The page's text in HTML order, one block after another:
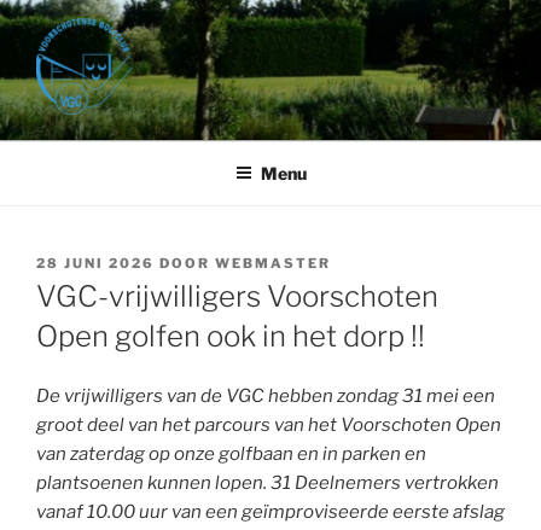
Ga
inhoud
VOORSCHOTENSE GOLFCLUB
Golfbaan Het Wedde – Voorschoten
Menu
GEPLAATST
OP
28 JUNI 2026 DOOR WEBMASTER
VGC-vrijwilligers Voorschoten
Open golfen ook in het dorp !!
De vrijwilligers van de VGC hebben zondag 31 mei een
groot deel van het parcours van het Voorschoten Open
van zaterdag op onze golfbaan en in parken en
plantsoenen kunnen lopen. 31 Deelnemers vertrokken
vanaf 10.00 uur van een geïmproviseerde eerste afslag